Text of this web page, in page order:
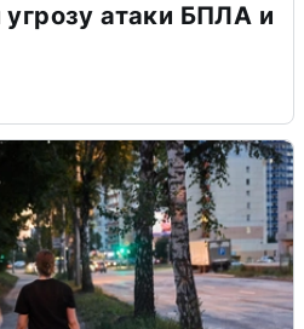
атаки БПЛА и